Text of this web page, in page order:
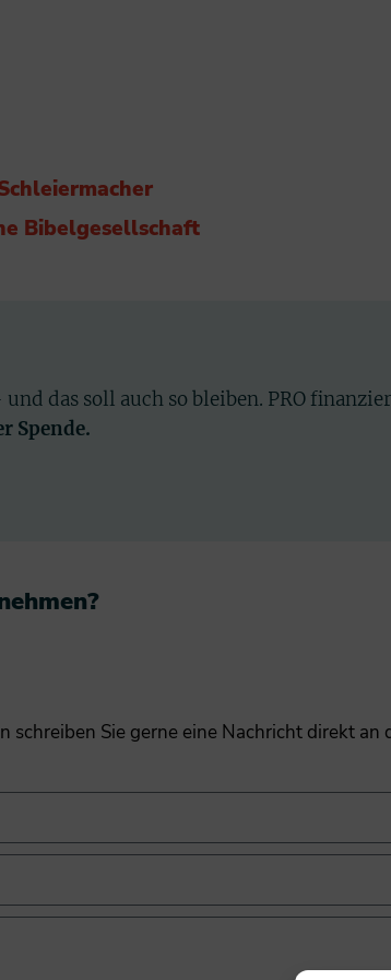
Bibelgesellschaft
das soll auch so bleiben. PRO
Spende.
schreiben Sie gerne eine Nachricht direkt an